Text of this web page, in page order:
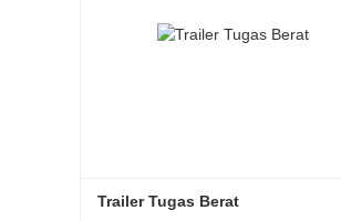
Trailer Tugas Berat